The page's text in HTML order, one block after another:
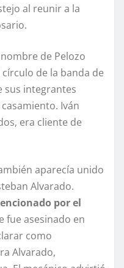
al reunir a la
de Pelozo
de la banda de
sus integrantes
Iván
era cliente de
aparecía unido
Alvarado.
por el
fue asesinado en
como
Alvarado,